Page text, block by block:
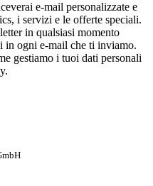
e-mail personalizzate e
i servizi e le offerte speciali.
in qualsiasi momento
in ogni e-mail che ti inviamo.
gestiamo i tuoi dati personali